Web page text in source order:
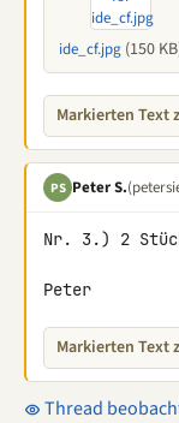
ide_cf.jpg (150
Markierten Text
PS Peter S.
Nr. 3.) 2
Peter
Markierten Text
Thread